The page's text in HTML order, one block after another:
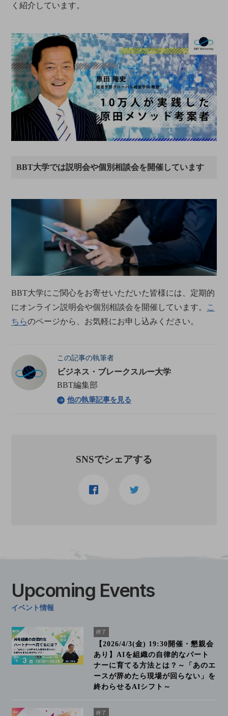
く紹介しています。
BBT大学では説明会や個別相談会を開催しています
BBT大学にご関心をお寄せいただいた皆様には、定期的
にオンライン説明会や個別相談会を開催しています。 こ
ちらのページから、お気軽にお申し込みください。
この記事の執筆者
ビジネス・ブレークスルー大学
BBT編集部
他の執筆記事を見る
SNSでシェアする
Upcoming Events
イベント情報
終了
【2026/4/3(金) 19:30開催・懇親会
あり】AIを組織の自律的なパート
ナーに育てる方法とは？～「あのエ
ースが辞めたら現場が回らない」を
終わらせるAIシフト～
終了